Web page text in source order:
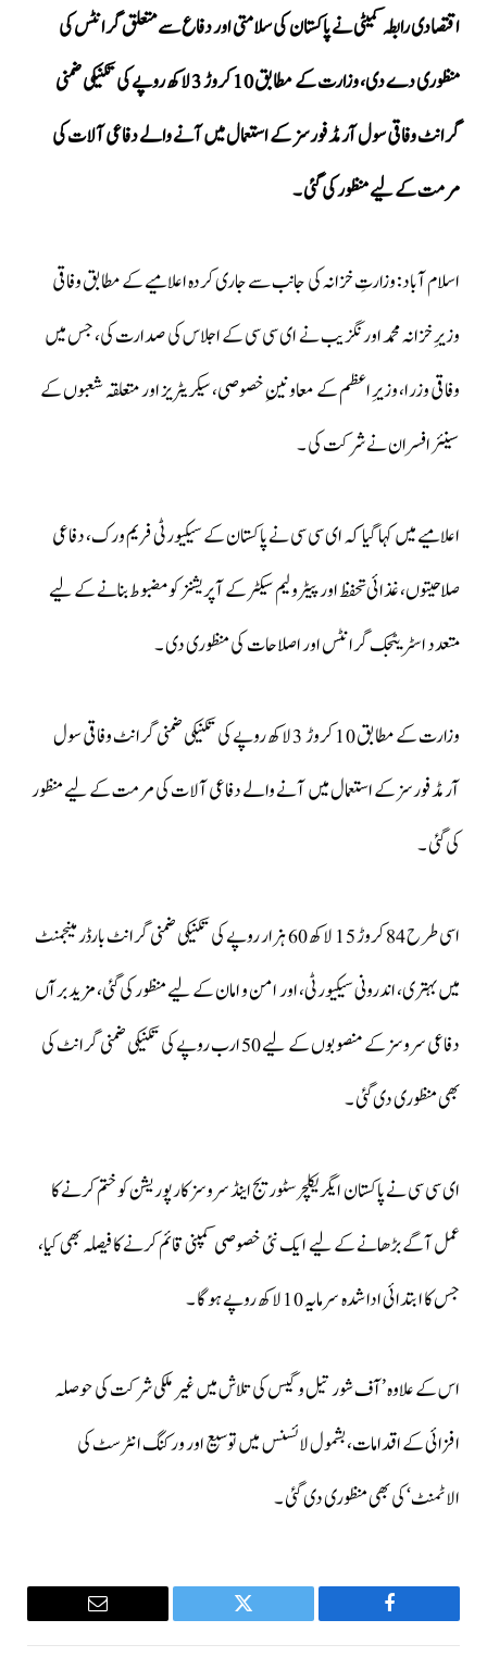
اقتصادی رابطہ کمیٹی نے پاکستان کی سلامتی اور دفاع سے متعلق گرانٹس کی
منظوری دے دی، وزارت کے مطابق 10 کروڑ 3 لاکھ روپے کی تکنیکی ضمنی
گرانٹ وفاقی سول آرمڈ فورسز کے استعمال میں آنے والے دفاعی آلات کی
مرمت کے لیے منظور کی گئی ۔
اسلام آباد: وزارتِ خزانہ کی جانب سے جاری کردہ اعلامیے کے مطابق وفاقی
وزیرِ خزانہ محمد اورنگزیب نے ای سی سی کے اجلاس کی صدارت کی، جس میں
وفاقی وزرا، وزیرِ اعظم کے معاونینِ خصوصی، سیکریٹریز اور متعلقہ شعبوں کے
سینئر افسران نے شرکت کی ۔
اعلامیے میں کہا گیا کہ ای سی سی نے پاکستان کے سیکیورٹی فریم ورک، دفاعی
صلاحیتوں، غذائی تحفظ اور پیٹرولیم سیکٹر کے آپریشنز کو مضبوط بنانے کے لیے
متعدد اسٹریٹجک گرانٹس اور اصلاحات کی منظوری دی ۔
وزارت کے مطابق 10 کروڑ 3 لاکھ روپے کی تکنیکی ضمنی گرانٹ وفاقی سول
آرمڈ فورسز کے استعمال میں آنے والے دفاعی آلات کی مرمت کے لیے منظور
کی گئی ۔
اسی طرح 84 کروڑ 15 لاکھ 60 ہزار روپے کی تکنیکی ضمنی گرانٹ بارڈر مینجمنٹ
میں بہتری، اندرونی سیکیورٹی، اور امن و امان کے لیے منظور کی گئی، مزید برآں
دفاعی سروسز کے منصوبوں کے لیے 50 ارب روپے کی تکنیکی ضمنی گرانٹ کی
بھی منظوری دی گئی ۔
ای سی سی نے پاکستان ایگریکلچر سٹوریج اینڈ سروسز کارپوریشن کو ختم کرنے کا
عمل آگے بڑھانے کے لیے ایک نئی خصوصی کمپنی قائم کرنے کا فیصلہ بھی کیا،
جس کا ابتدائی ادا شدہ سرمایہ 10 لاکھ روپے ہوگا ۔
اس کے علاوہ ’آف شور تیل و گیس کی تلاش میں غیر ملکی شرکت کی حوصلہ
افزائی کے اقدامات، بشمول لائسنس میں توسیع اور ورکنگ انٹرسٹ کی
الاٹمنٹ‘ کی بھی منظوری دی گئی ۔
Facebook
Twitter
Email